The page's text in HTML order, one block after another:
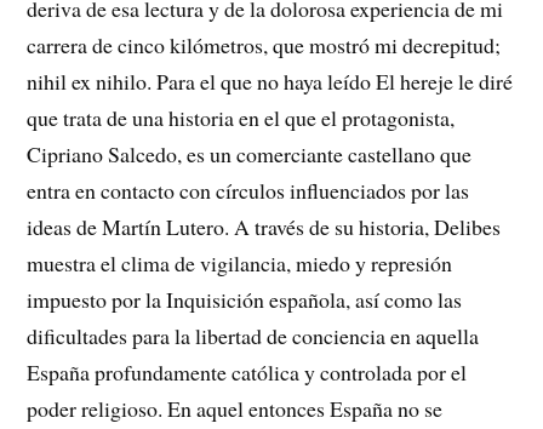
deriva de esa lectura y de la dolorosa experiencia de mi
carrera de cinco kilómetros, que mostró mi decrepitud;
nihil ex nihilo. Para el que no haya leído El hereje le diré
que trata de una historia en el que el protagonista,
Cipriano Salcedo, es un comerciante castellano que
entra en contacto con círculos influenciados por las
ideas de Martín Lutero. A través de su historia, Delibes
muestra el clima de vigilancia, miedo y represión
impuesto por la Inquisición española, así como las
dificultades para la libertad de conciencia en aquella
España profundamente católica y controlada por el
poder religioso. En aquel entonces España no se